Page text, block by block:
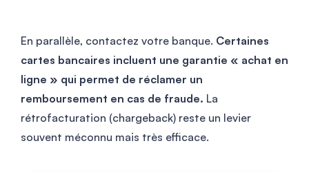
En parallèle, contactez votre banque. Certaines
cartes bancaires incluent une garantie « achat en
ligne » qui permet de réclamer un
remboursement en cas de fraude. La
rétrofacturation (chargeback) reste un levier
souvent méconnu mais très efficace.